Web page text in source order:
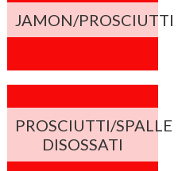
JAMON/PROSCIUTTI
PROSCIUTTI/SPALLE
DISOSSATI